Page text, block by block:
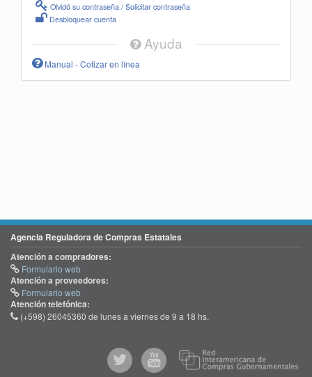
Olvidó su contraseña / Solicitar contraseña
Desbloquear cuenta
Ayuda
Manual - Cotizar en línea
Agencia Reguladora de Compras Estatales
Atención a compradores:
Formulario web
Atención a proveedores:
Formulario web
Atención telefónica:
(+598) 26045360 de lunes a viernes de 9 a 18 hs.
@comprasgubuy
ACCE